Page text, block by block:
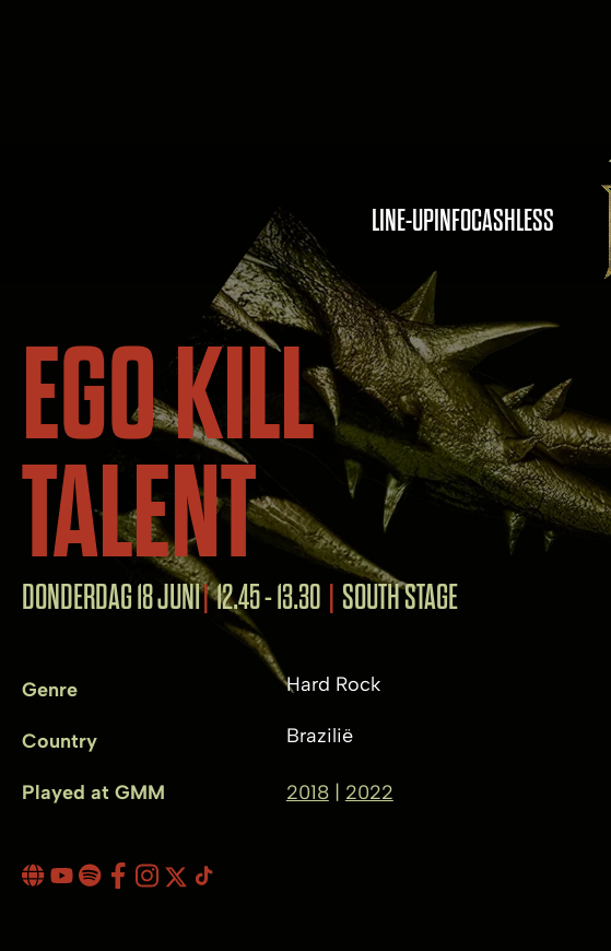
LINE-UP INFOCASHLESS
EGO KILL
TALENT
DONDERDAG 18 JUNI 12.45 - 13.30 SOUTH STAGE
Genre Hard Rock
Country Brazilië
Played at GMM 2018 2022